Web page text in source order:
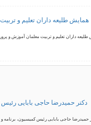
طلیعه داران تعلیم و تربیت معلمان آموزش و
رئیس کمیسیون برنامه و بودجه و محاسبات
حمیدرضا حاجی بابایی رئیس کمیسیون،